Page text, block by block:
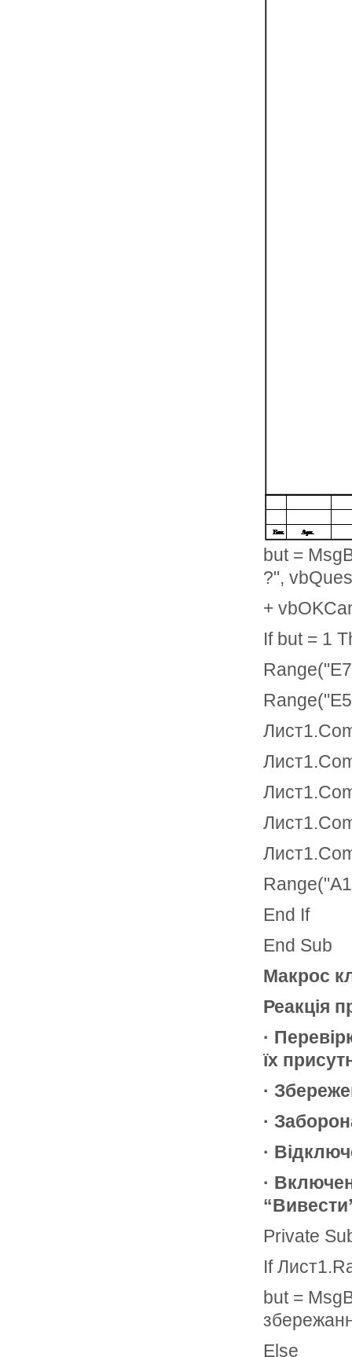
but =
?",
+
If but = 1
End If
End Sub
Макрос
Реакція
·
їх
·
·
·
·
Private
If
but =
Else